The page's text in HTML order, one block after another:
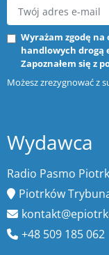
Wyrażam zgodę
handlowych drogą
Zapoznałem się z
Możesz zrezygnować z
Wydawca
Radio Pasmo
Piotrków
+48 509 185 062